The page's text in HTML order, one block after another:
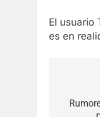
El usuario
es en
de